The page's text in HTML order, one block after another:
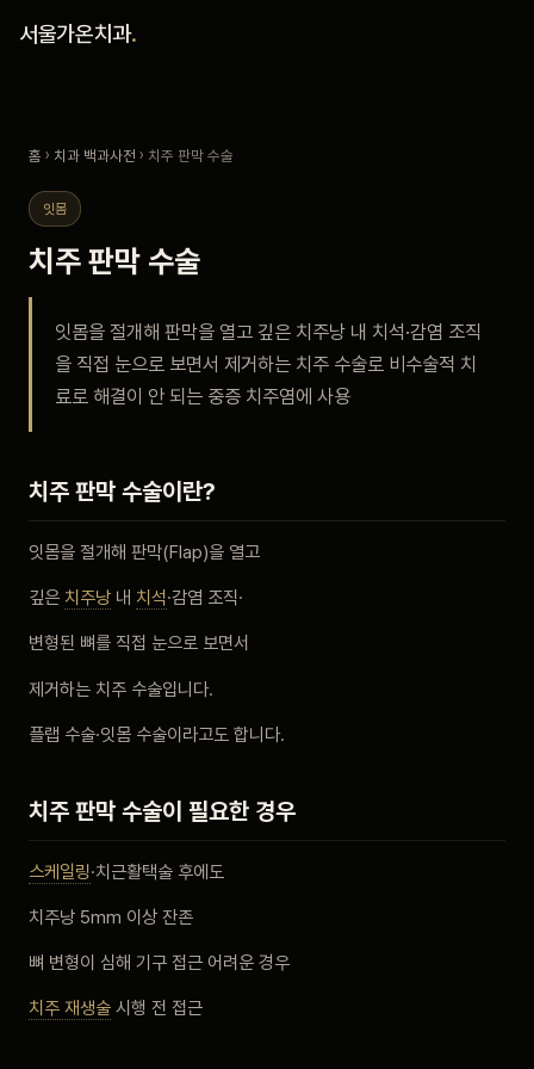
서울가온치과.
진료 안내
안내
블로그
비포 애프터
공지사항
치과 백과사전
회원가입 / 로그인
홈 › 치과 백과사전 › 치주 판막 수술
잇몸
치주 판막 수술
잇몸을 절개해 판막을 열고 깊은 치주낭 내 치석·감염 조직
을 직접 눈으로 보면서 제거하는 치주 수술로 비수술적 치
료로 해결이 안 되는 중증 치주염에 사용
치주 판막 수술이란?
잇몸을 절개해 판막(Flap)을 열고
깊은 치주낭 내 치석·감염 조직·
변형된 뼈를 직접 눈으로 보면서
제거하는 치주 수술입니다.
플랩 수술·잇몸 수술이라고도 합니다.
치주 판막 수술이 필요한 경우
스케일링·치근활택술 후에도
치주낭 5mm 이상 잔존
뼈 변형이 심해 기구 접근 어려운 경우
치주 재생술 시행 전 접근